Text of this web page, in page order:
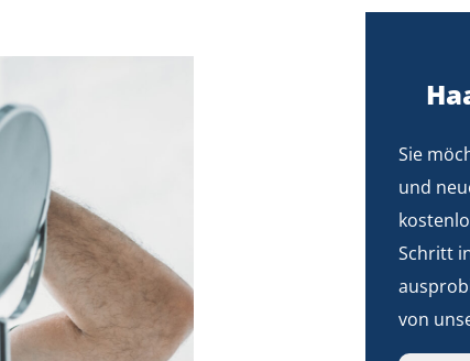
Sie
und
Schritt
von